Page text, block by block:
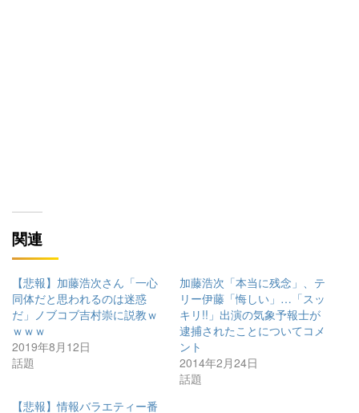
関連
【悲報】加藤浩次さん「一心
同体だと思われるのは迷惑
だ」ノブコブ吉村崇に説教ｗ
ｗｗｗ
2019年8月12日
話題
加藤浩次「本当に残念」、テ
リー伊藤「悔しい」…「スッ
キリ!!」出演の気象予報士が
逮捕されたことについてコメ
ント
2014年2月24日
話題
【悲報】情報バラエティー番